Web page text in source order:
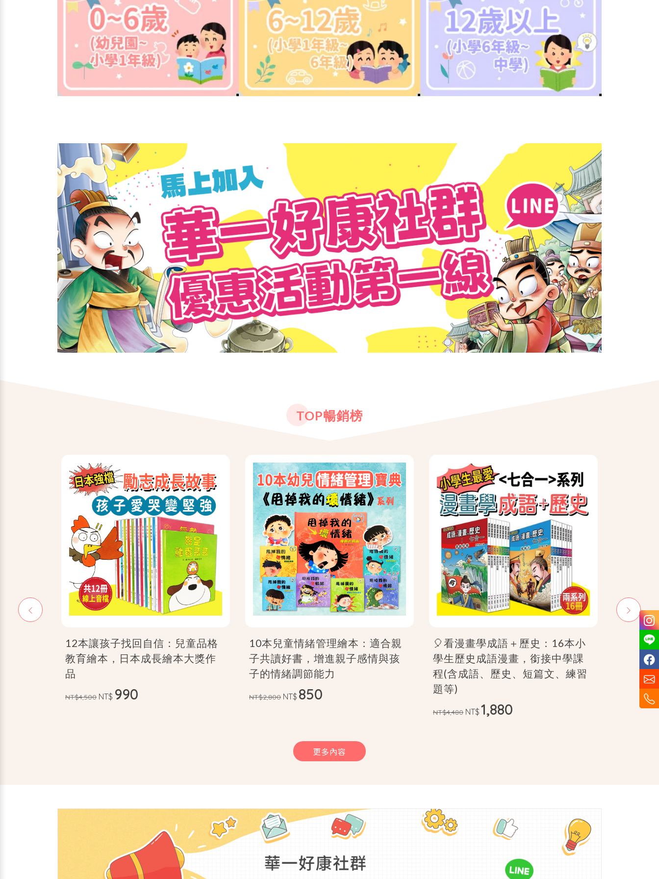
TOP暢銷榜
12本讓孩子找回自信：兒童品格
教育繪本，日本成長繪本大獎作
品
NT$4,500 NT$ 990
10本兒童情緒管理繪本：適合親
子共讀好書，增進親子感情與孩
子的情緒調節能力
NT$2,800 NT$ 850
🎈看漫畫學成語＋歷史：16本小
學生歷史成語漫畫，銜接中學課
程(含成語、歷史、短篇文、練習
題等)
NT$4,480 NT$ 1,880
穿越歷
史成語
綱(超
NT$4,760
更多內容